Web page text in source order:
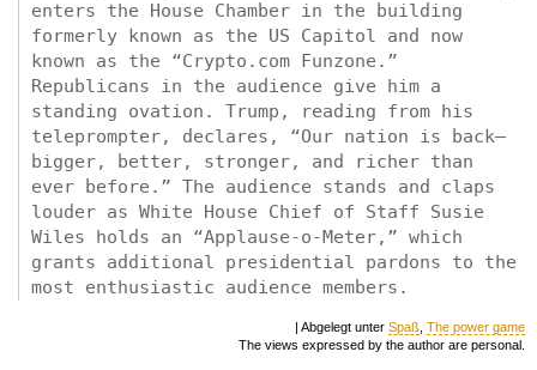
enters the House Chamber in the building
formerly known as the US Capitol and now
known as the “Crypto.com Funzone.”
Republicans in the audience give him a
standing ovation. Trump, reading from his
teleprompter, declares, “Our nation is back—
bigger, better, stronger, and richer than
ever before.” The audience stands and claps
louder as White House Chief of Staff Susie
Wiles holds an “Applause-o-Meter,” which
grants additional presidential pardons to the
most enthusiastic audience members.
| Abgelegt unter Spaß The power game
The views expressed by the author are personal.